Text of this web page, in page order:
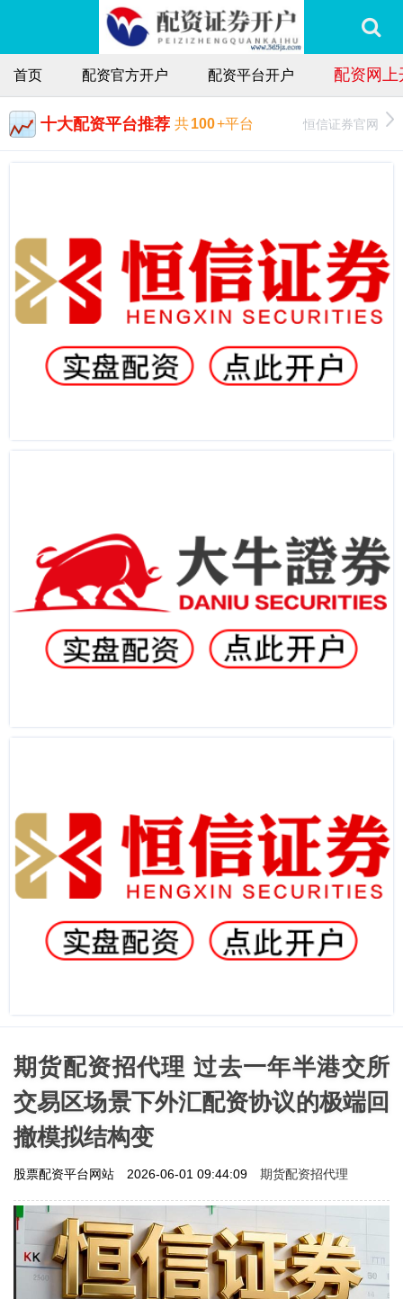
首页 配资官方开户 配资平台开户 配资网上
十大配资平台推荐 共100+平台 恒信证券官网
期货配资招代理 过去一年半港交所
交易区场景下外汇配资协议的极端回
撤模拟结构变
股票配资平台网站 2026-06-01 09:44:09 期货配资招代理